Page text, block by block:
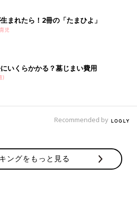
まれたら！2冊の「たまひよ」
児
いくらかかる？墓じまい費用
)
Recommended by
ングをもっと見る